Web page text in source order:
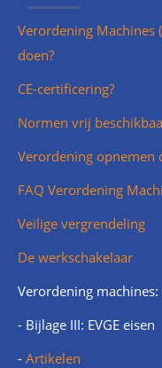
Verordening Machines
doen?
CE-certificering?
Normen vrij
Verordening opnemen
FAQ Verordening
Veilige vergrendeling
De werkschakelaar
Verordening machines:
- Bijlage III: EVGE eisen
- Artikelen